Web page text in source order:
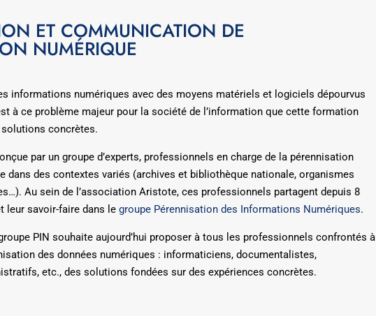
ET COMMUNICATION DE
NUMÉRIQUE
informations numériques avec des moyens matériels et logiciels dépourvus
à ce problème majeur pour la société de l’information que cette formation
solutions concrètes.
par un groupe d’experts, professionnels en charge de la pérennisation
dans des contextes variés (archives et bibliothèque nationale, organismes
Au sein de l’association Aristote, ces professionnels partagent depuis 8
leur savoir-faire dans legroupe Pérennisation des Informations Numériques.
PIN souhaite aujourd’hui proposer à tous les professionnels confrontés à
des données numériques : informaticiens, documentalistes,
etc., des solutions fondées sur des expériences concrètes.